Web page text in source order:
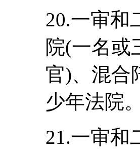
20.一审和
院(一名或
官)、混合
少年法院。
21.一审和